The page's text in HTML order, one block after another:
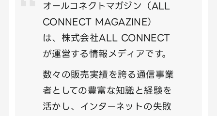
オールコネクトマガジン（ALL
CONNECT MAGAZINE）
は、株式会社ALL CONNECT
が運営する情報メディアです。
数々の販売実績を誇る通信事業
者としての豊富な知識と経験を
活かし、インターネットの失敗